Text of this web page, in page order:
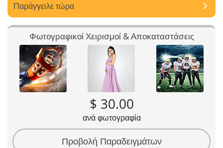
Παράγγειλε τώρα
Φωτογραφικοί Χειρισμοί & Αποκαταστάσεις
$ 30.00
ανά φωτογραφία
Προβολή Παραδειγμάτων